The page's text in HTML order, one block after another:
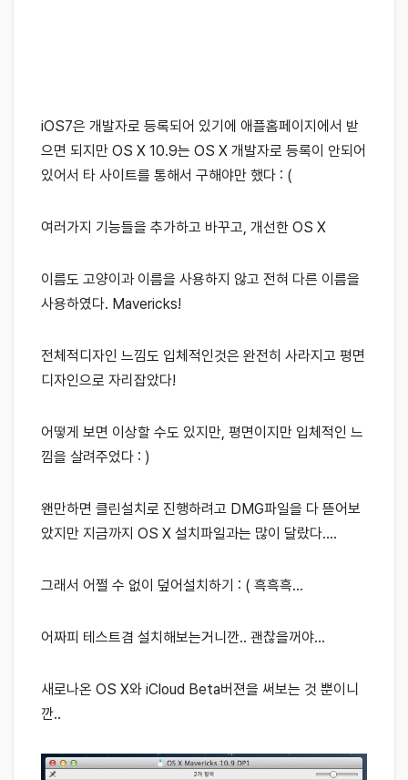
iOS7은 개발자로 등록되어 있기에 애플홈페이지에서 받
으면 되지만 OS X 10.9는 OS X 개발자로 등록이 안되어
있어서 타 사이트를 통해서 구해야만 했다 : (
여러가지 기능들을 추가하고 바꾸고, 개선한 OS X
이름도 고양이과 이름을 사용하지 않고 전혀 다른 이름을
사용하였다. Mavericks!
전체적디자인 느낌도 입체적인것은 완전히 사라지고 평면
디자인으로 자리잡았다!
어떻게 보면 이상할 수도 있지만, 평면이지만 입체적인 느
낌을 살려주었다 : )
왠만하면 클린설치로 진행하려고 DMG파일을 다 뜯어보
았지만 지금까지 OS X 설치파일과는 많이 달랐다….
그래서 어쩔 수 없이 덮어설치하기 : ( 흑흑흑…
어짜피 테스트겸 설치해보는거니깐.. 괜찮을꺼야…
새로나온 OS X와 iCloud Beta버젼을 써보는 것 뿐이니
깐..